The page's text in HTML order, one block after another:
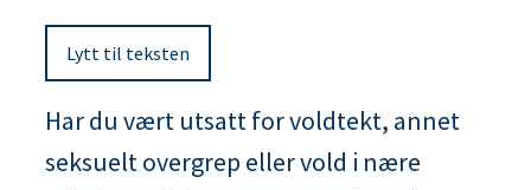
o
m
m
Lytt til teksten
Har du vært utsatt for voldtekt, annet
seksuelt overgrep eller vold i nære